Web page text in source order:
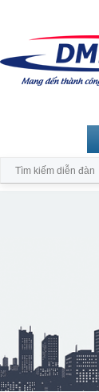
Tìm kiếm diễn đàn